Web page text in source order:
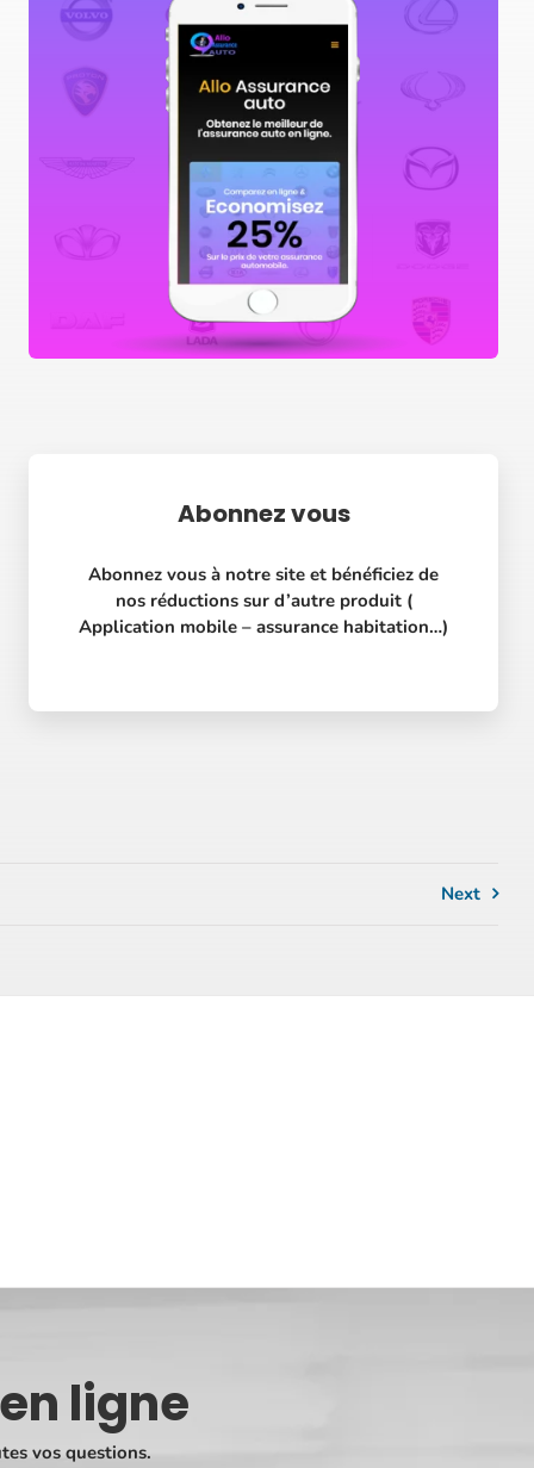
Abonnez vous
Abonnez vous à notre site et bénéficiez de
nos réductions sur d’autre produit (
Application mobile – assurance habitation…)
Next
ligne
vos questions.